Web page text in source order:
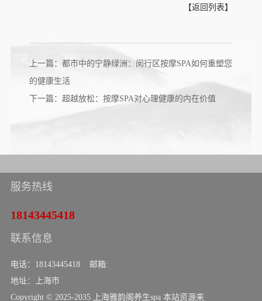
【返回列表】
上一篇：都市中的宁静绿洲：闵行区按摩SPA如何重塑您
的健康生活
下一篇：超越放松：按摩SPA对心理健康的内在价值
服务热线
18143445418
联系信息
电话：18143445418 邮箱:
地址：上海市
Copyright © 2025-2035 上海雅韵阁养生spa 本站资源来